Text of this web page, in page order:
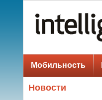
Мобильность
Новости